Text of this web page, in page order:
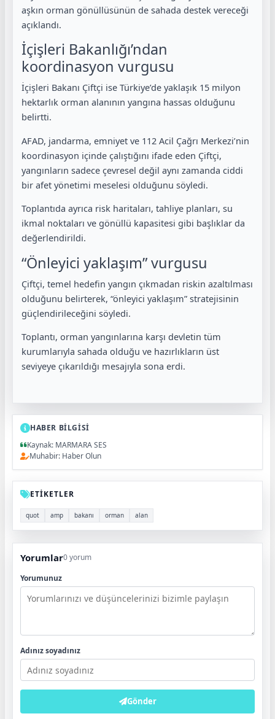
aşkın orman gönüllüsünün de sahada destek vereceği
açıklandı.
İçişleri Bakanlığı’ndan
koordinasyon vurgusu
İçişleri Bakanı Çiftçi ise Türkiye’de yaklaşık 15 milyon
hektarlık orman alanının yangına hassas olduğunu
belirtti.
AFAD, jandarma, emniyet ve 112 Acil Çağrı Merkezi’nin
koordinasyon içinde çalıştığını ifade eden Çiftçi,
yangınların sadece çevresel değil aynı zamanda ciddi
bir afet yönetimi meselesi olduğunu söyledi.
Toplantıda ayrıca risk haritaları, tahliye planları, su
ikmal noktaları ve gönüllü kapasitesi gibi başlıklar da
değerlendirildi.
“Önleyici yaklaşım” vurgusu
Çiftçi, temel hedefin yangın çıkmadan riskin azaltılması
olduğunu belirterek, “önleyici yaklaşım” stratejisinin
güçlendirileceğini söyledi.
Toplantı, orman yangınlarına karşı devletin tüm
kurumlarıyla sahada olduğu ve hazırlıkların üst
seviyeye çıkarıldığı mesajıyla sona erdi.
HABER BİLGİSİ
Kaynak: MARMARA SES
Muhabir: Haber Olun
ETİKETLER
quot amp bakanı orman alan
Yorumlar0 yorum
Yorumunuz
Adınız soyadınız
Gönder